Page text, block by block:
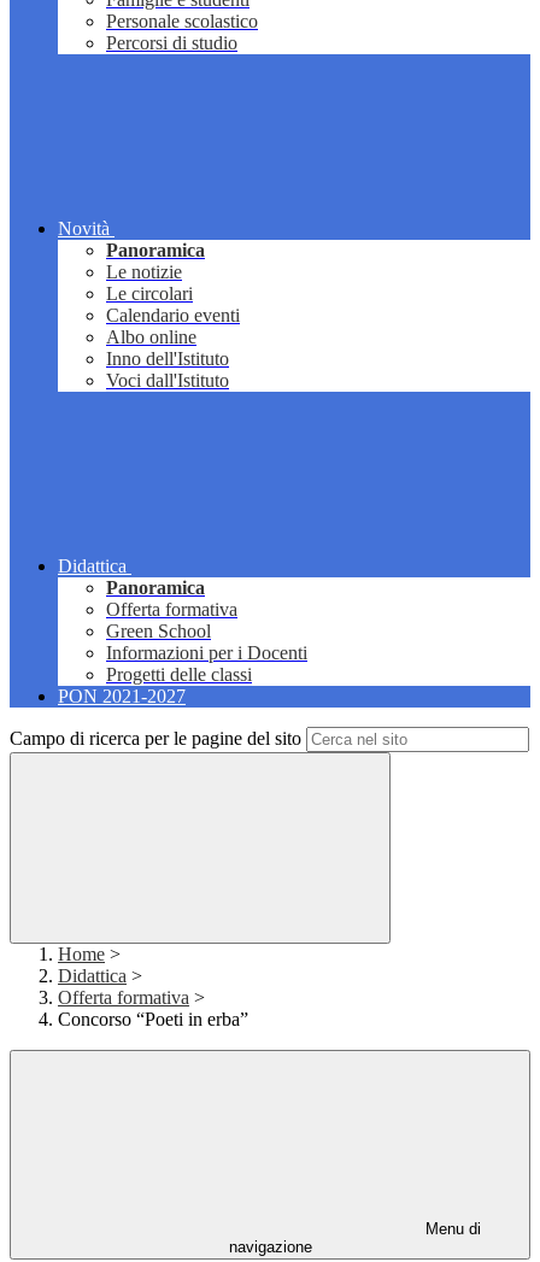
Personale scolastico
Percorsi di studio
Novità
Panoramica
Le notizie
Le circolari
Calendario eventi
Albo online
Inno dell'Istituto
Voci dall'Istituto
Didattica
Panoramica
Offerta formativa
Green School
Informazioni per i Docenti
Progetti delle classi
PON 2021-2027
Campo di ricerca per le pagine del sito
Home >
Didattica >
Offerta formativa >
Concorso “Poeti in erba”
Menu di
navigazione